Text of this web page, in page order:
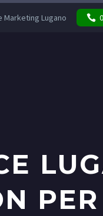
Marketing Lugano